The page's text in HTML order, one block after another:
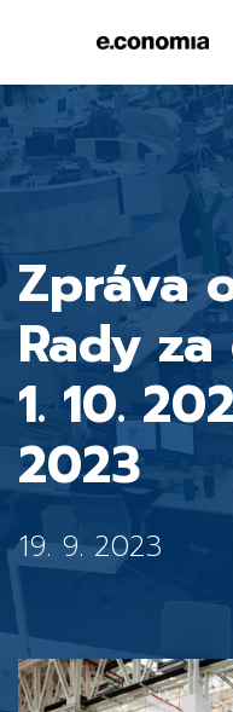
Zpráva
Rady
1. 10.
2023
19. 9. 2023